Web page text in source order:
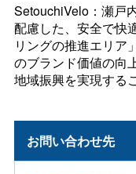
SetouchiVelo：瀬戸
配慮した、安全で快
リングの推進エリア
のブランド価値の向
地域振興を実現する
お問い合わせ先